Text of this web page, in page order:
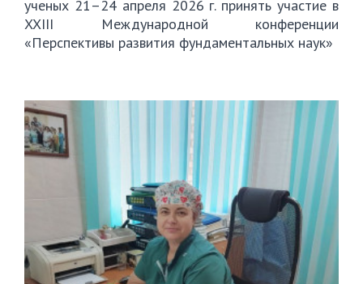
ученых 21–24 апреля 2026 г. принять участие в
XXIII Международной конференции
«Перспективы развития фундаментальных наук»